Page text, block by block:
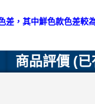
差，其中鮮色款色差較
商品評價 (